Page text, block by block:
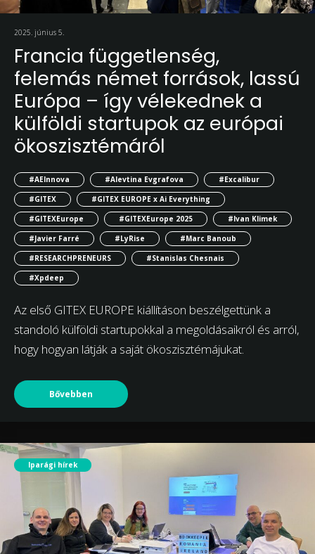
2025. június 5.
Francia függetlenség,
felemás német források, lassú
Európa – így vélekednek a
külföldi startupok az európai
ökoszisztémáról
#AEInnova #Alevtina Evgrafova
#Excalibur
#GITEX
#GITEX EUROPE x Ai Everything
#GITEXEurope
#GITEXEurope 2025
#Ivan Klimek
#Javier Farré
#LyRise
#Marc Banoub
#RESEARCHPRENEURS
#Stanislas Chesnais
#Xpdeep
Az első GITEX EUROPE kiállításon beszélgettünk a
standoló külföldi startupokkal a megoldásaikról és arról,
hogy hogyan látják a saját ökoszisztémájukat.
Bővebben
Iparági hírek